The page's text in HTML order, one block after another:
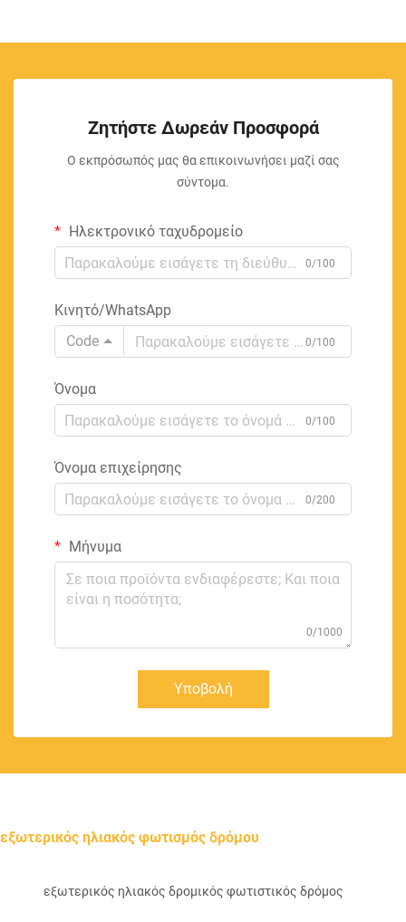
Ζητήστε Δωρεάν Προσφορά
Ο εκπρόσωπός μας θα επικοινωνήσει μαζί σας
σύντομα.
Ηλεκτρονικό ταχυδρομείο
0/100
Κινητό/WhatsApp
Code
0/100
Όνομα
0/100
Όνομα επιχείρησης
0/200
Μήνυμα
0/1000
Υποβολή
εξωτερικός ηλιακός φωτισμός δρόμου
εξωτερικός ηλιακός δρομικός φωτιστικός δρόμος